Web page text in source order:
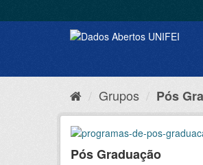
Grupos Pós
Pós Graduação